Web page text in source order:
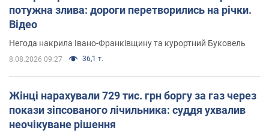
потужна злива: дороги перетворились на річки.
Відео
Негода накрила Івано-Франківщину та курортний Буковель
8.08.2026 09:27 36,1 т.
Жінці нарахували 729 тис. грн боргу за газ через
покази зіпсованого лічильника: суддя ухвалив
неочікуване рішення